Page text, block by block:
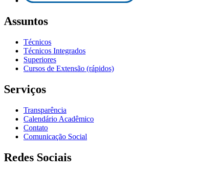
Assuntos
Técnicos
Técnicos Integrados
Superiores
Cursos de Extensão (rápidos)
Serviços
Transparência
Calendário Acadêmico
Contato
Comunicação Social
Redes Sociais